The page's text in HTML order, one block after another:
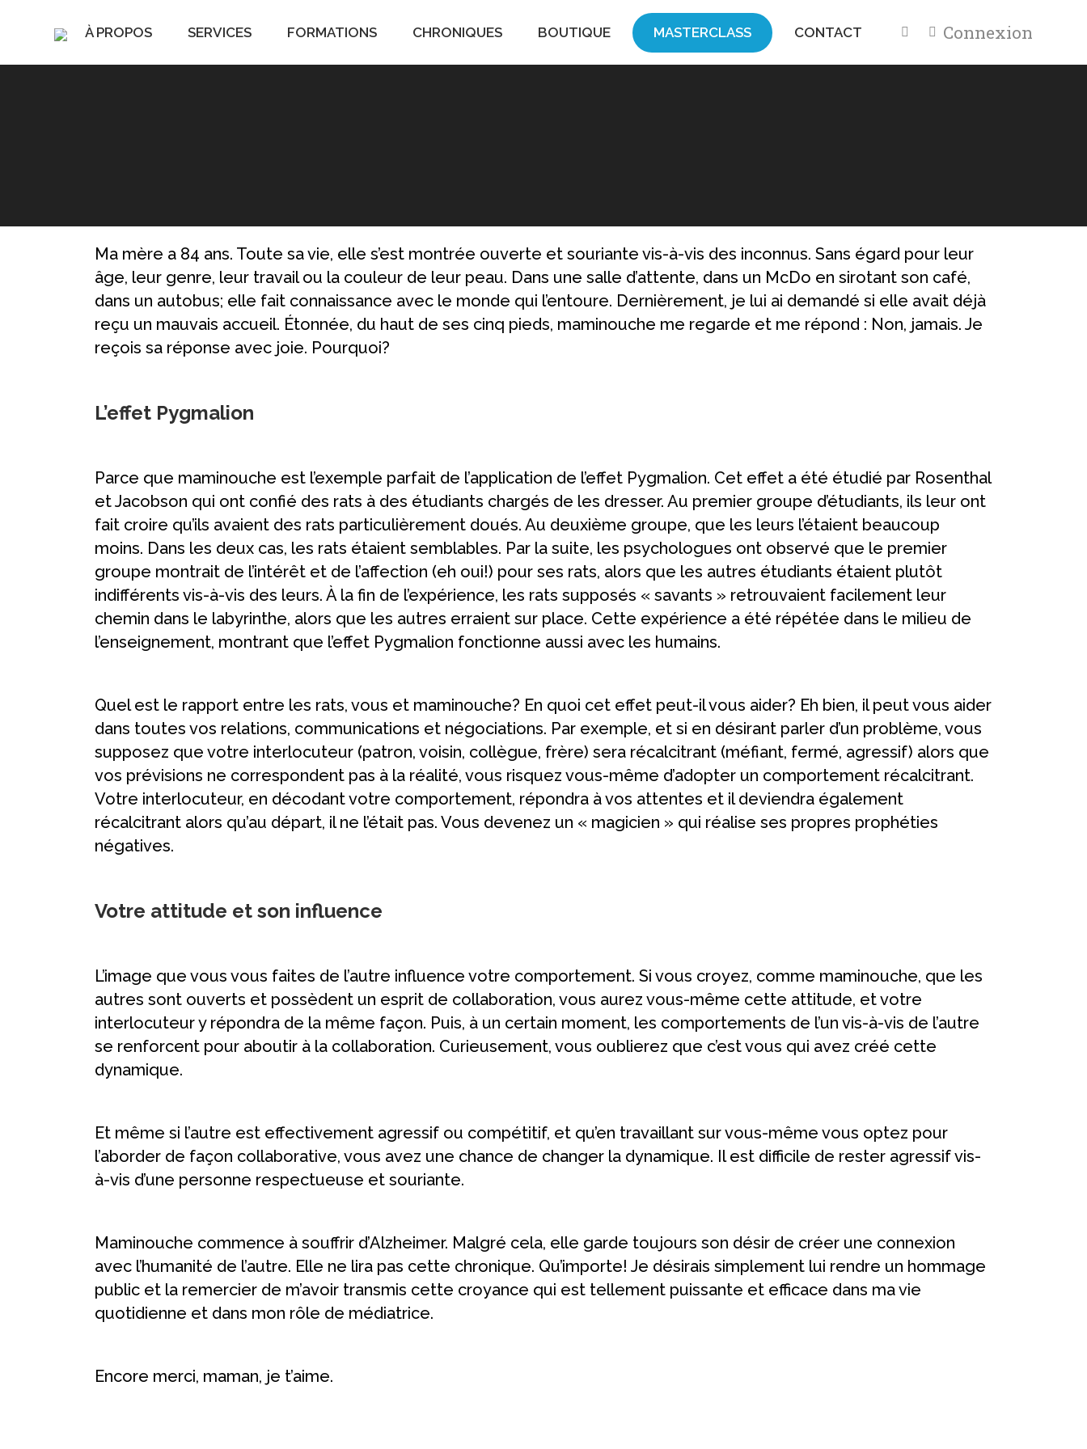
À PROPOS SERVICES FORMATIONS CHRONIQUES BOUTIQUE MASTERCLASS CONTACT Connexion
Ma mère a 84 ans. Toute sa vie, elle s’est montrée ouverte et souriante vis-à-vis des inconnus. Sans égard pour leur
âge, leur genre, leur travail ou la couleur de leur peau. Dans une salle d’attente, dans un McDo en sirotant son café,
dans un autobus; elle fait connaissance avec le monde qui l’entoure. Dernièrement, je lui ai demandé si elle avait déjà
reçu un mauvais accueil. Étonnée, du haut de ses cinq pieds, maminouche me regarde et me répond : Non, jamais. Je
reçois sa réponse avec joie. Pourquoi?
L’effet Pygmalion
Parce que maminouche est l’exemple parfait de l’application de l’effet Pygmalion. Cet effet a été étudié par Rosenthal
et Jacobson qui ont confié des rats à des étudiants chargés de les dresser. Au premier groupe d’étudiants, ils leur ont
fait croire qu’ils avaient des rats particulièrement doués. Au deuxième groupe, que les leurs l’étaient beaucoup
moins. Dans les deux cas, les rats étaient semblables. Par la suite, les psychologues ont observé que le premier
groupe montrait de l’intérêt et de l’affection (eh oui!) pour ses rats, alors que les autres étudiants étaient plutôt
indifférents vis-à-vis des leurs. À la fin de l’expérience, les rats supposés « savants » retrouvaient facilement leur
chemin dans le labyrinthe, alors que les autres erraient sur place. Cette expérience a été répétée dans le milieu de
l’enseignement, montrant que l’effet Pygmalion fonctionne aussi avec les humains.
Quel est le rapport entre les rats, vous et maminouche? En quoi cet effet peut-il vous aider? Eh bien, il peut vous aider
dans toutes vos relations, communications et négociations. Par exemple, et si en désirant parler d’un problème, vous
supposez que votre interlocuteur (patron, voisin, collègue, frère) sera récalcitrant (méfiant, fermé, agressif) alors que
vos prévisions ne correspondent pas à la réalité, vous risquez vous-même d’adopter un comportement récalcitrant.
Votre interlocuteur, en décodant votre comportement, répondra à vos attentes et il deviendra également
récalcitrant alors qu’au départ, il ne l’était pas. Vous devenez un « magicien » qui réalise ses propres prophéties
négatives.
Votre attitude et son influence
L’image que vous vous faites de l’autre influence votre comportement. Si vous croyez, comme maminouche, que les
autres sont ouverts et possèdent un esprit de collaboration, vous aurez vous-même cette attitude, et votre
interlocuteur y répondra de la même façon. Puis, à un certain moment, les comportements de l’un vis-à-vis de l’autre
se renforcent pour aboutir à la collaboration. Curieusement, vous oublierez que c’est vous qui avez créé cette
dynamique.
Et même si l’autre est effectivement agressif ou compétitif, et qu’en travaillant sur vous-même vous optez pour
l’aborder de façon collaborative, vous avez une chance de changer la dynamique. Il est difficile de rester agressif vis-
à-vis d’une personne respectueuse et souriante.
Maminouche commence à souffrir d’Alzheimer. Malgré cela, elle garde toujours son désir de créer une connexion
avec l’humanité de l’autre. Elle ne lira pas cette chronique. Qu’importe! Je désirais simplement lui rendre un hommage
public et la remercier de m’avoir transmis cette croyance qui est tellement puissante et efficace dans ma vie
quotidienne et dans mon rôle de médiatrice.
Encore merci, maman, je t’aime.